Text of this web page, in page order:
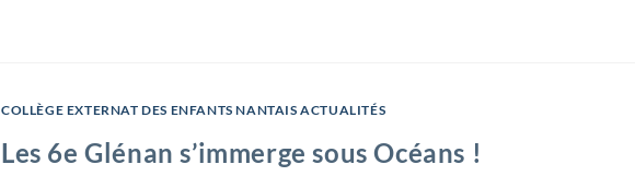
COLLÈGE EXTERNAT DES ENFANTS NANTAIS ACTUALITÉS
Les 6e Glénan s’immerge sous Océans !